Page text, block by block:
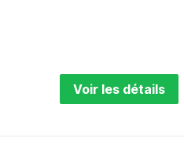
Voir les détails